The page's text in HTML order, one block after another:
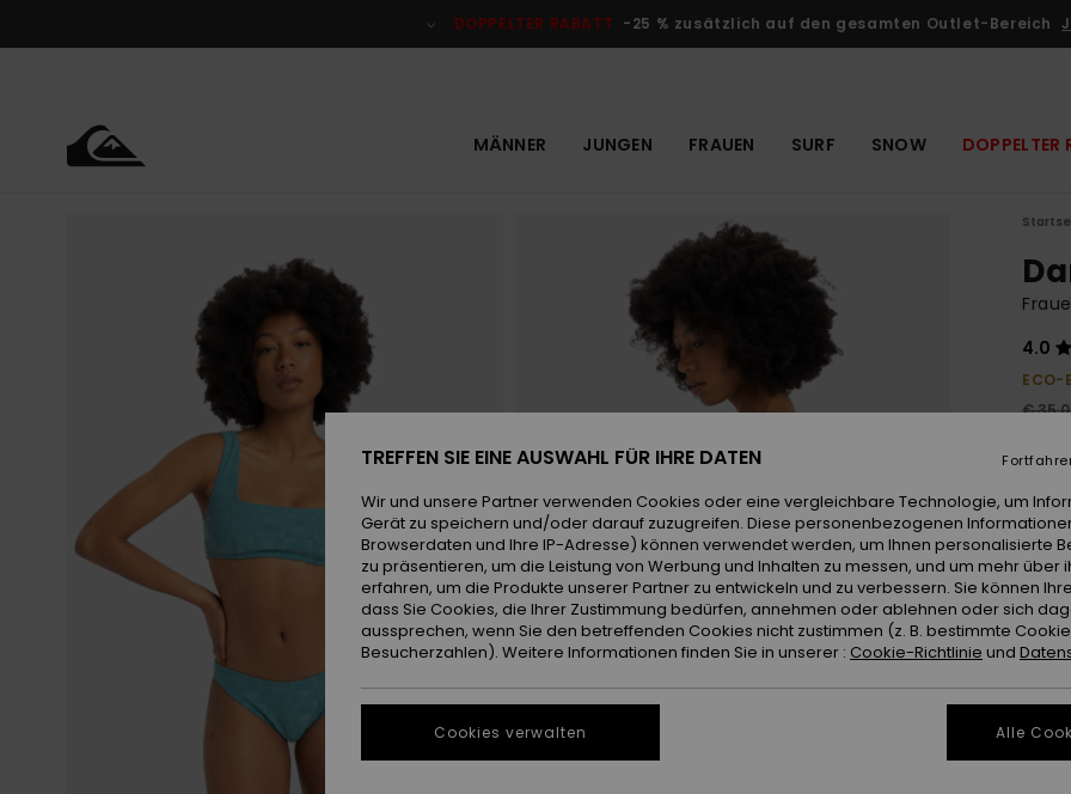
DOPPELTER RABATT -25 % zusätzlich auf den gesamten Outlet-Bereich
MÄNNER JUNGEN FRAUEN SURF SNOW DOPPELTER
4.0
ECO-
€
Farbe
TREFFEN SIE EINE AUSWAHL FÜR IHRE DATEN
Wir und unsere Partner verwenden Cookies oder eine vergleichbare Technologie, um
Gerät zu speichern und/oder darauf zuzugreifen. Diese personenbezogenen
Browserdaten und Ihre IP-Adresse) können verwendet werden, um Ihnen personalisierte
zu präsentieren, um die Leistung von Werbung und Inhalten zu messen, und um mehr über
erfahren, um die Produkte unserer Partner zu entwickeln und zu verbessern. Sie können
dass Sie Cookies, die Ihrer Zustimmung bedürfen, annehmen oder ablehnen oder sich
aussprechen, wenn Sie den betreffenden Cookies nicht zustimmen (z. B. bestimmte
Besucherzahlen). Weitere Informationen finden Sie in unserer : Cookie-Richtlinie und
Cookies verwalten Alle